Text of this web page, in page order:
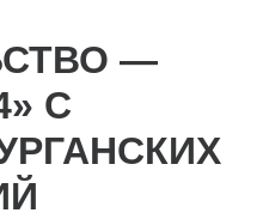
—
С